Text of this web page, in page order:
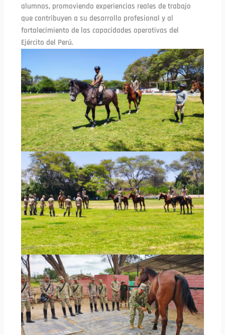
alumnos, promoviendo experiencias reales de trabajo
que contribuyen a su desarrollo profesional y al
fortalecimiento de las capacidades operativas del
Ejército del Perú.